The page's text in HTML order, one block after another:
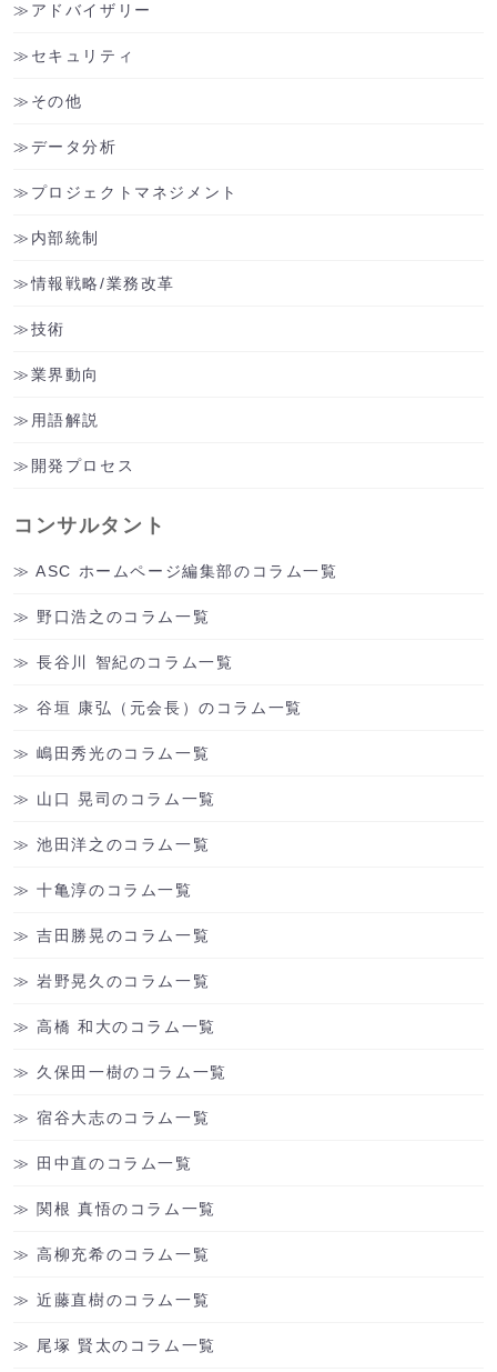
アドバイザリー
セキュリティ
その他
データ分析
プロジェクトマネジメント
内部統制
情報戦略/業務改革
技術
業界動向
用語解説
開発プロセス
コンサルタント
ASC ホームページ編集部のコラム一覧
野口浩之のコラム一覧
長谷川 智紀のコラム一覧
谷垣 康弘（元会長）のコラム一覧
嶋田秀光のコラム一覧
山口 晃司のコラム一覧
池田洋之のコラム一覧
十亀淳のコラム一覧
吉田勝晃のコラム一覧
岩野晃久のコラム一覧
高橋 和大のコラム一覧
久保田一樹のコラム一覧
宿谷大志のコラム一覧
田中直のコラム一覧
関根 真悟のコラム一覧
高柳充希のコラム一覧
近藤直樹のコラム一覧
尾塚 賢太のコラム一覧